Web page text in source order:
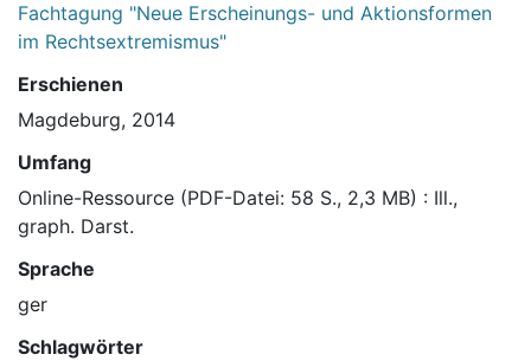
Fachtagung "Neue Erscheinungs- und Aktionsformen
im Rechtsextremismus"
Erschienen
Magdeburg, 2014
Umfang
Online-Ressource (PDF-Datei: 58 S., 2,3 MB) : Ill.,
graph. Darst.
Sprache
ger
Schlagwörter